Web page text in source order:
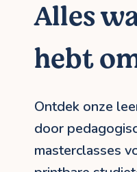
Alles
hebt
Ontdek onze
door
masterclasses